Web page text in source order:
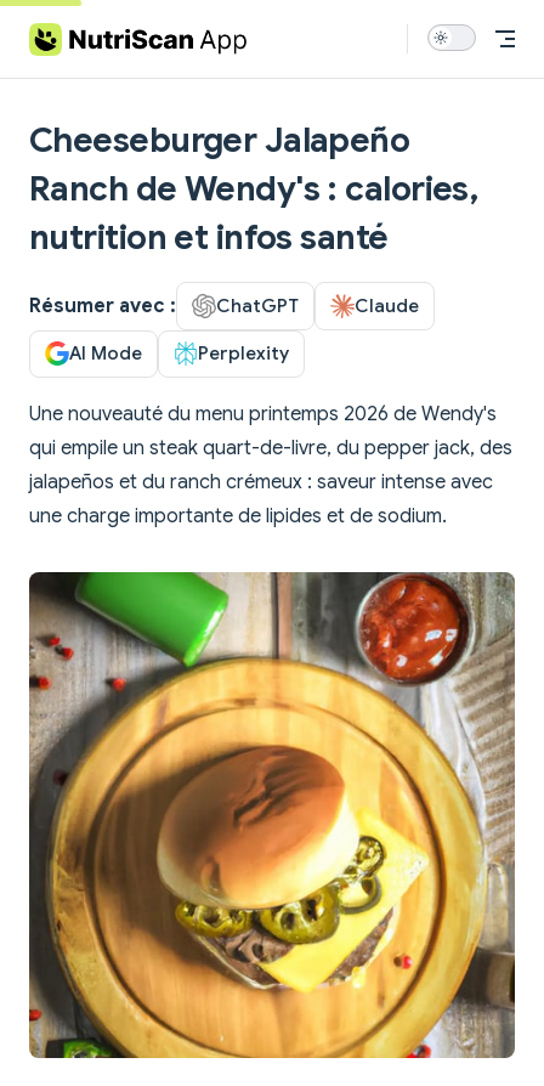
Skip to content
Cheeseburger Jalapeño
Ranch de Wendy's : calories,
nutrition et infos santé
Résumer avec : ChatGPT Claude
AI Mode Perplexity
Une nouveauté du menu printemps 2026 de Wendy's
qui empile un steak quart-de-livre, du pepper jack, des
jalapeños et du ranch crémeux : saveur intense avec
une charge importante de lipides et de sodium.